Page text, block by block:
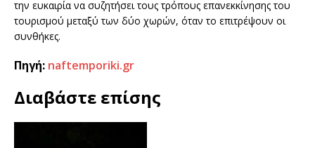
την ευκαιρία να συζητήσει τους τρόπους επανεκκίνησης του
τουρισμού μεταξύ των δύο χωρών, όταν το επιτρέψουν οι
συνθήκες.
Πηγή: naftemporiki.gr
Διαβάστε επίσης